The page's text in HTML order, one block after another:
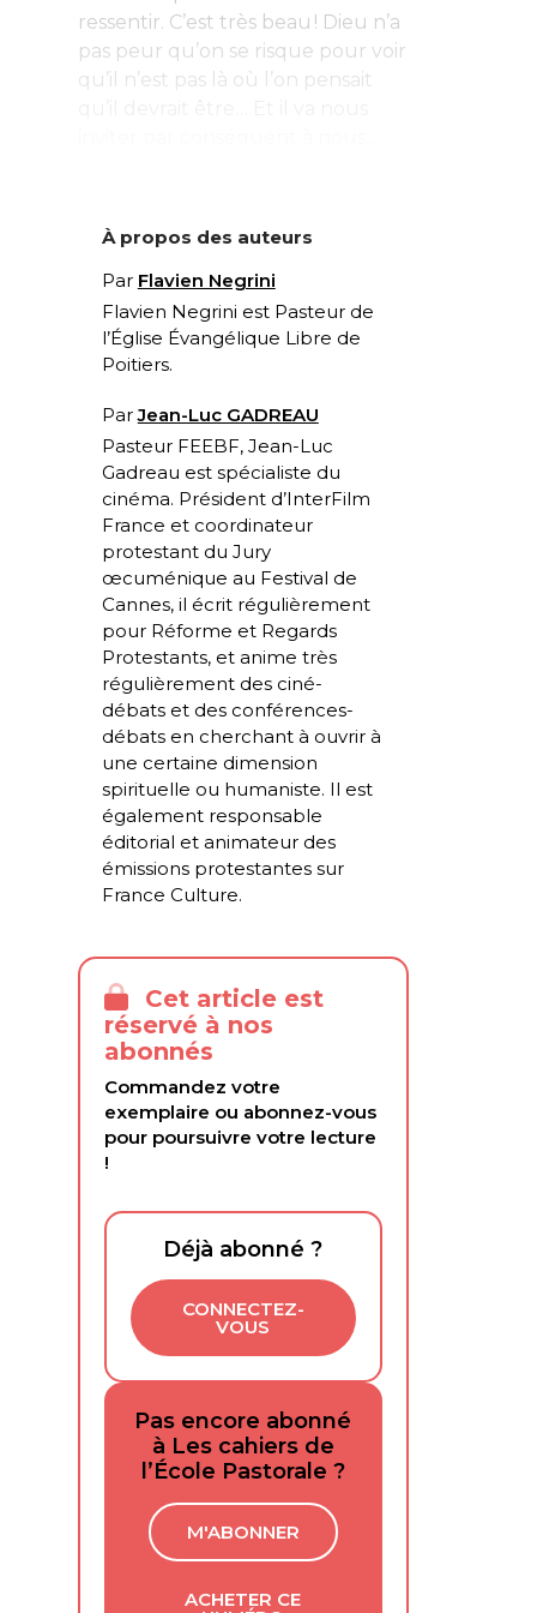
ressentir. C’est très beau ! Dieu n’a
pas peur qu’on se risque pour voir
qu’il n’est pas là où l’on pensait
À propos des auteurs
Par Flavien Negrini
Flavien Negrini est Pasteur de
l’Église Évangélique Libre de
Poitiers.
ParJean-Luc GADREAU
Pasteur FEEBF, Jean-Luc
Gadreau est spécialiste du
cinéma. Président d’InterFilm
France et coordinateur
protestant du Jury
œcuménique au Festival de
Cannes, il écrit régulièrement
pour Réforme et Regards
Protestants, et anime très
régulièrement des ciné-
débats et des conférences-
débats en cherchant à ouvrir à
une certaine dimension
spirituelle ou humaniste. Il est
également responsable
éditorial et animateur des
émissions protestantes sur
France Culture.
Cet article est
réservé à nos
abonnés
Commandez votre
exemplaire ou abonnez-vous
pour poursuivre votre lecture
!
Déjà abonné ?
CONNECTEZ-
VOUS
Pas encore abonné
à Les cahiers de
l’École Pastorale ?
M'ABONNER
ACHETER CE